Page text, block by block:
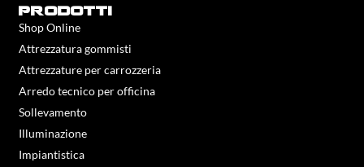
prodotti
Shop Online
Attrezzatura gommisti
Attrezzature per carrozzeria
Arredo tecnico per officina
Sollevamento
Illuminazione
Impiantistica